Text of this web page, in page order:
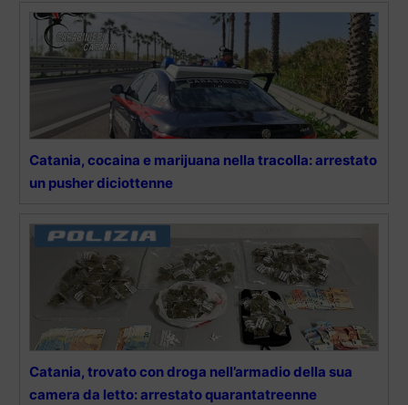
Catania, cocaina e marijuana nella tracolla: arrestato
un pusher diciottenne
Catania, trovato con droga nell’armadio della sua
camera da letto: arrestato quarantatreenne